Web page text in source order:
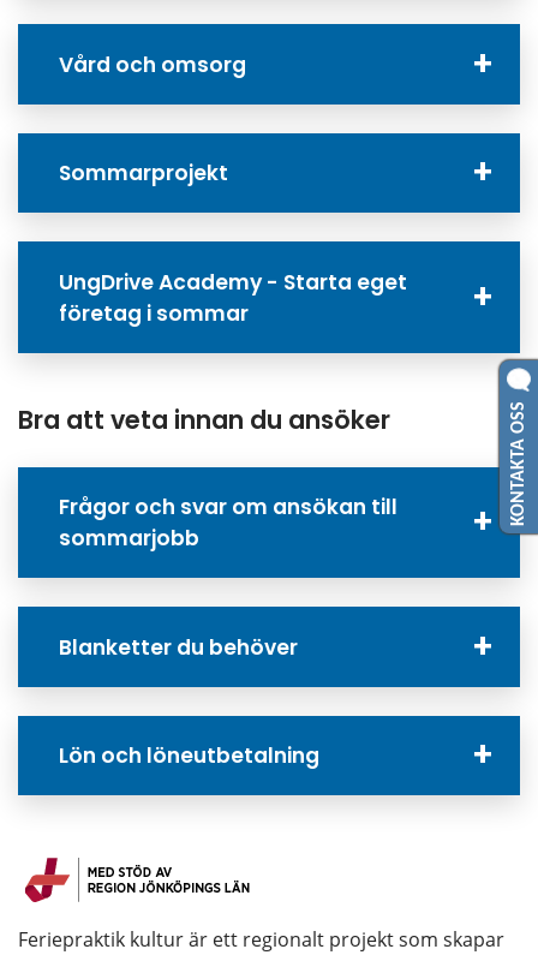
Vård och omsorg
Sommarprojekt
UngDrive Academy - Starta eget
företag i sommar
Bra att veta innan du ansöker
Frågor och svar om ansökan till
sommarjobb
Blanketter du behöver
Lön och löneutbetalning
Feriepraktik kultur är ett regionalt projekt som skapar
KONTAKTA OSS